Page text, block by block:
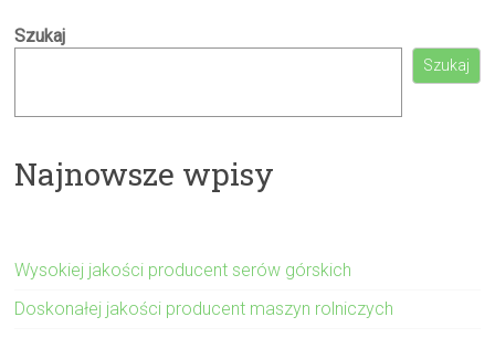
Szukaj
Szukaj
Najnowsze wpisy
Wysokiej jakości producent serów górskich
Doskonałej jakości producent maszyn rolniczych